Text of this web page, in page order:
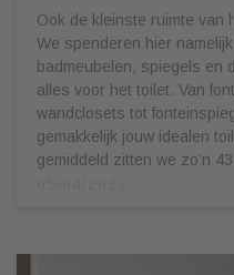
Ook de kleinste ruimte van
We spenderen hier
badmeubelen, spiegels en
alles voor het toilet. Van
wandclosets tot
gemakkelijk jouw idealen
gemiddeld zitten we zo’n